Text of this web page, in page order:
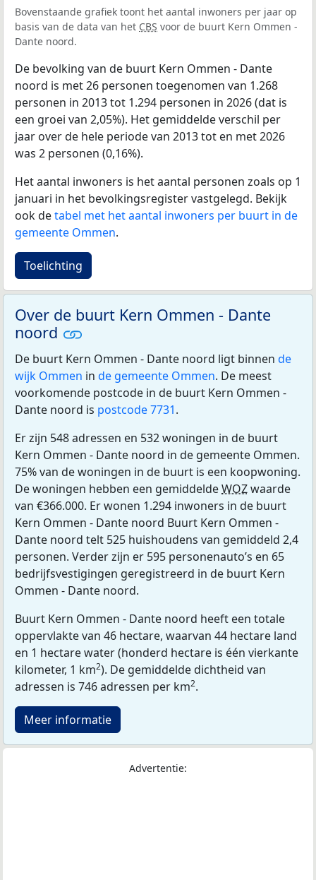
Bovenstaande grafiek toont het aantal inwoners per jaar op
basis van de data van het CBS voor de buurt Kern Ommen -
Dante noord.
De bevolking van de buurt Kern Ommen - Dante
noord is met 26 personen toegenomen van 1.268
personen in 2013 tot 1.294 personen in 2026 (dat is
een groei van 2,05%). Het gemiddelde verschil per
jaar over de hele periode van 2013 tot en met 2026
was 2 personen (0,16%).
Het aantal inwoners is het aantal personen zoals op 1
januari in het bevolkingsregister vastgelegd. Bekijk
ook detabel met het aantal inwoners per buurt in de
gemeente Ommen.
Toelichting
Over de buurt Kern Ommen - Dante
noord
De buurt Kern Ommen - Dante noord ligt binnen de
wijk Ommen in de gemeente Ommen. De meest
voorkomende postcode in de buurt Kern Ommen -
Dante noord is postcode 7731.
Er zijn 548 adressen en 532 woningen in de buurt
Kern Ommen - Dante noord in de gemeente Ommen.
75% van de woningen in de buurt is een koopwoning.
De woningen hebben een gemiddeldeWOZwaarde
van €366.000. Er wonen 1.294 inwoners in de buurt
Kern Ommen - Dante noord Buurt Kern Ommen -
Dante noord telt 525 huishoudens van gemiddeld 2,4
personen. Verder zijn er 595 personenauto’s en 65
bedrijfsvestigingen geregistreerd in de buurt Kern
Ommen - Dante noord.
Buurt Kern Ommen - Dante noord heeft een totale
oppervlakte van 46 hectare, waarvan 44 hectare land
en 1 hectare water (honderd hectare is één vierkante
kilometer, 1 km2). De gemiddelde dichtheid van
adressen is 746 adressen per km2.
Meer informatie
Advertentie: